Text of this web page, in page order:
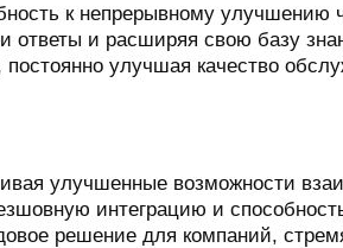
к непрерывному
ответы и расширяя свою базу
улучшая качество
улучшенные возможности
интеграцию и
решение для компаний,